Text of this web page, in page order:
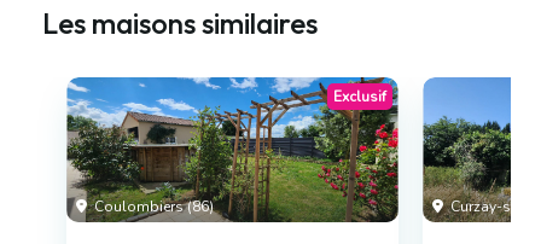
Les maisons similaires
Coulombiers (86)
Exclusif
Curzay-sur-